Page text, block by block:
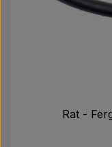
Rat -